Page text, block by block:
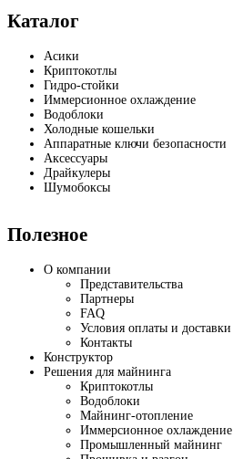
Каталог
Асики
Криптокотлы
Гидро-стойки
Иммерсионное охлаждение
Водоблоки
Холодные кошельки
Аппаратные ключи безопасности
Аксессуары
Драйкулеры
Шумобоксы
Полезное
О компании
Представительства
Партнеры
FAQ
Условия оплаты и доставки
Контакты
Конструктор
Решения для майнинга
Криптокотлы
Водоблоки
Майнинг-отопление
Иммерсионное охлаждение
Промышленный майнинг